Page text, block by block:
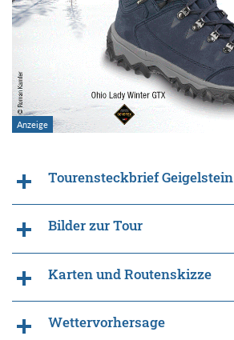
Tourensteckbrief Geigelstein
Bilder zur Tour
Karten und Routenskizze
Wettervorhersage